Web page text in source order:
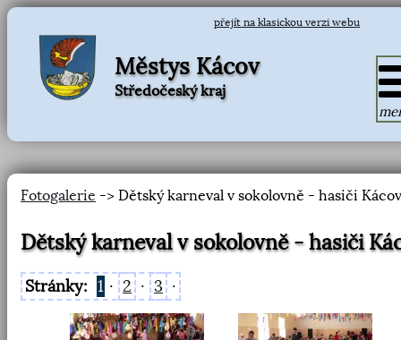
přejít na klasickou verzi webu
Městys Kácov
Středočeský kraj
Fotogalerie -> Dětský karneval v sokolovně - hasiči Kácov
Dětský karneval v sokolovně - hasiči
Stránky: 1 · 2 · 3 ·